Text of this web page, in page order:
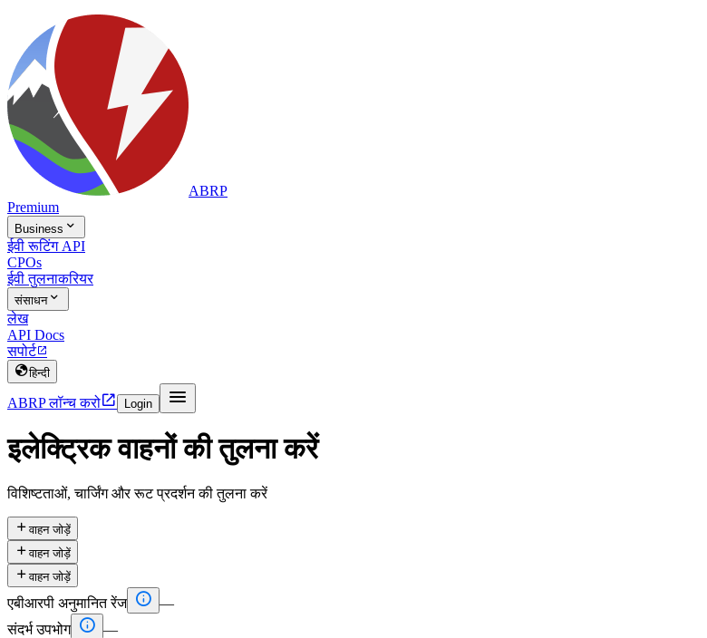
ABRP
Premium
Business 
ईवी रूटिंग API
CPOs
ईवी तुलनाकरियर
संसाधन
लेख
API Docs
सपोर्ट
हिन्दी
ABRP लॉन्च करो Login 
इलेक्ट्रिक वाहनों की तुलना करें
विशिष्टताओं, चार्जिंग और रूट प्रदर्शन की तुलना करें
वाहन जोड़ें
वाहन जोड़ें
वाहन जोड़ें
एबीआरपी अनुमानित रेंज  —
संदर्भ उपभोग  —